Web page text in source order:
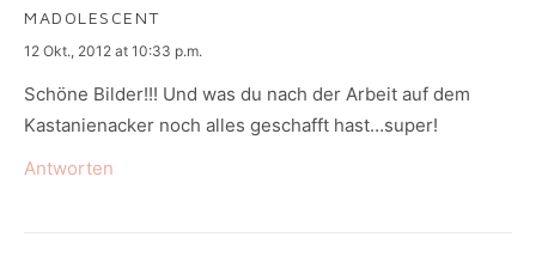
MADOLESCENT
says:
12 Okt., 2012 at 10:33 p.m.
Schöne Bilder!!! Und was du nach der Arbeit auf dem
Kastanienacker noch alles geschafft hast…super!
Antworten